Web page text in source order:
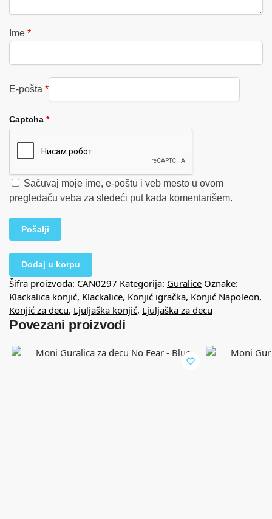
Ime *
E-pošta *
Captcha *
Sačuvaj moje ime, e-poštu i veb mesto u ovom
pregledaču veba za sledeći put kada komentarišem.
Dodaj u korpu
Šifra proizvoda: CAN0297 Kategorija: Guralice Oznake:
Klackalica konjić, Klackalice, Konjić igračka, Konjić Napoleon,
Konjić za decu, Ljuljaška konjić, Ljuljaška za decu
Povezani proizvodi